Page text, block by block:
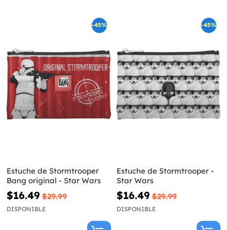
-45%
Estuche de Stormtrooper
Bang original - Star Wars
$16.49 $29.99
DISPONIBLE
-45%
Estuche de Stormtrooper -
Star Wars
$16.49 $29.99
DISPONIBLE